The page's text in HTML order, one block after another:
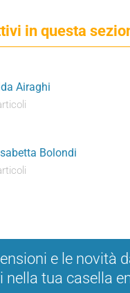
in questa
Airaghi
Bolondi
e le novità
nella tua casella